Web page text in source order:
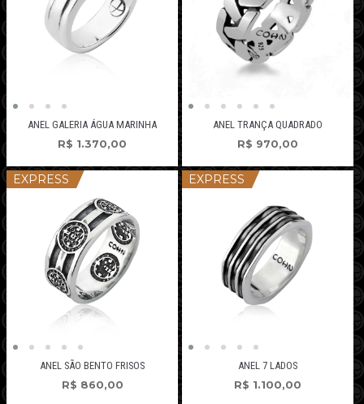
ANEL GALERIA ÁGUA MARINHA
R$ 1.370,00
ANEL TRANÇA QUADRADO
R$ 970,00
EXPRESS
ANEL SÃO BENTO FRISOS
R$ 860,00
EXPRESS
ANEL 7 LADOS
R$ 1.100,00